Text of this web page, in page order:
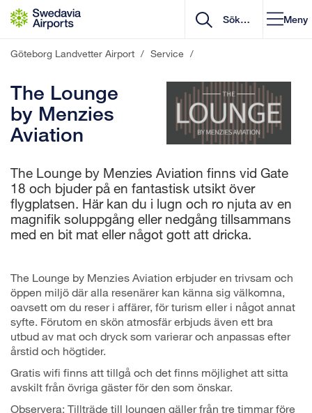
Gå till innehåll
Meny
Göteborg Landvetter Airport / Service /
The Lounge
by Menzies
Aviation
The Lounge by Menzies Aviation finns vid Gate
18 och bjuder på en fantastisk utsikt över
flygplatsen. Här kan du i lugn och ro njuta av en
magnifik soluppgång eller nedgång tillsammans
med en bit mat eller något gott att dricka.
The Lounge by Menzies Aviation erbjuder en trivsam och
öppen miljö där alla resenärer kan känna sig välkomna,
oavsett om du reser i affärer, för turism eller i något annat
syfte. Förutom en skön atmosfär erbjuds även ett bra
utbud av mat och dryck som varierar och anpassas efter
årstid och högtider.
Gratis wifi finns att tillgå och det finns möjlighet att sitta
avskilt från övriga gäster för den som önskar.
Observera: Tillträde till loungen gäller från tre timmar före